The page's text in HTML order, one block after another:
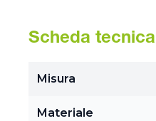
Scheda tecnica
Misura
Materiale